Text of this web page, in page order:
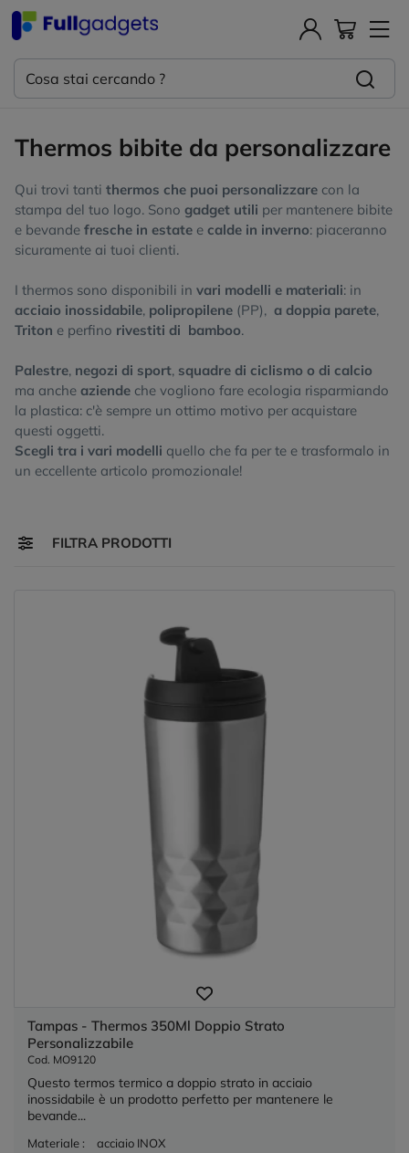
Thermos bibite da personalizzare
Qui trovi tanti thermos che puoi personalizzare con la
stampa del tuo logo. Sono gadget utili per mantenere bibite
e bevande fresche in estate e calde in inverno: piaceranno
sicuramente ai tuoi clienti.
I thermos sono disponibili in vari modelli e materiali: in
acciaio inossidabile, polipropilene (PP), a doppia parete,
Triton e perfino rivestiti di bamboo.
Palestre, negozi di sport, squadre di ciclismo o di calcio
ma anche aziende che vogliono fare ecologia risparmiando
la plastica: c'è sempre un ottimo motivo per acquistare
questi oggetti.
Scegli tra i vari modelli quello che fa per te e trasformalo in
un eccellente articolo promozionale!
Toggle navigation
FILTRA PRODOTTI
Tampas - Thermos 350Ml Doppio Strato
Personalizzabile
Cod. MO9120
Questo termos termico a doppio strato in acciaio
inossidabile è un prodotto perfetto per mantenere le
bevande...
Materiale :
acciaio INOX